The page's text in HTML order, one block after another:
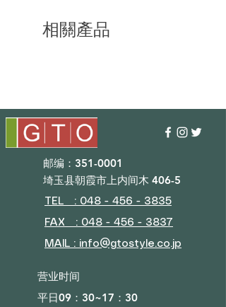
相關產品
邮编：351-0001
埼玉县朝霞市上内间木 406-5
TEL : 048 - 456 - 3835​
FAX : 048 - 456 - 3837
MAIL : info@gtostyle.co.jp
营业时间​
平日09：30~17：30